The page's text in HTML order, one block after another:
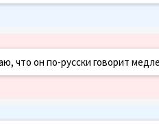
что он по-русски говорит